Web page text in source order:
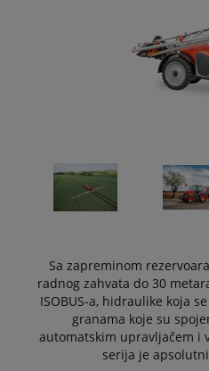
Sa zapreminom
radnog zahvata do 30
ISOBUS-a, hidraulike koja
granama koje su
automatskim upravljačem i
serija je